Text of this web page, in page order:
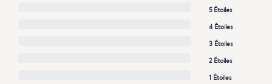
5 Étoiles
4 Étoiles
3 Étoiles
2 Étoiles
1 Étoiles